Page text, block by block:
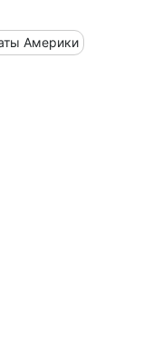
Америки